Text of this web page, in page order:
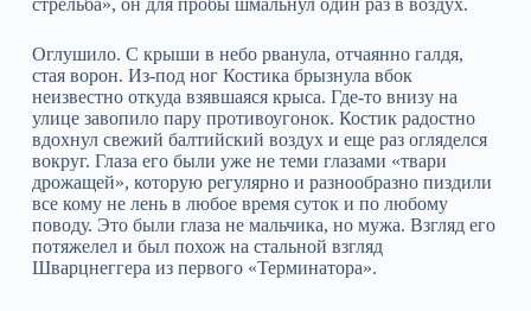
стрельба», он для пробы шмальнул один раз в воздух.
Оглушило. С крыши в небо рванула, отчаянно галдя,
стая ворон. Из-под ног Костика брызнула вбок
неизвестно откуда взявшаяся крыса. Где-то внизу на
улице завопило пару противоугонок. Костик радостно
вдохнул свежий балтийский воздух и еще раз огляделся
вокруг. Глаза его были уже не теми глазами «твари
дрожащей», которую регулярно и разнообразно пиздили
все кому не лень в любое время суток и по любому
поводу. Это были глаза не мальчика, но мужа. Взгляд его
потяжелел и был похож на стальной взгляд
Шварцнеггера из первого «Терминатора».